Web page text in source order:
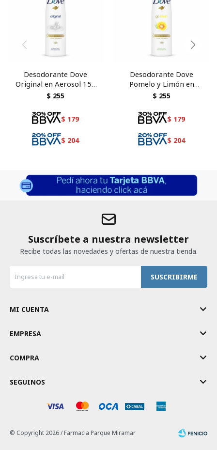
Desodorante Dove
Original en Aerosol 150
ml
$ 255
$ 179
$ 204
Desodorante Dove
Pomelo y Limón en
Aerosol 150 ml
$ 255
$ 179
$ 204
Suscríbete a nuestra newsletter
Recibe todas las novedades y ofertas de nuestra tienda.
SUSCRIBIRME
MI CUENTA
EMPRESA
COMPRA
SEGUINOS
© Copyright 2026 / Farmacia Parque Miramar